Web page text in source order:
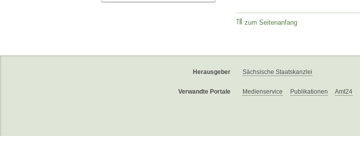
zum Seitenanfang
Herausgeber Sächsische Staatskanzlei
Verwandte Portale Medienservice Publikationen Amt24